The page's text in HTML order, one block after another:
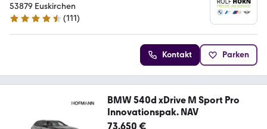
53879 Euskirchen
4.5 Sterne
(111)
Kontakt Parken
BMW 540d xDrive M Sport Pro
Innovationspak. NAV
73.650 €